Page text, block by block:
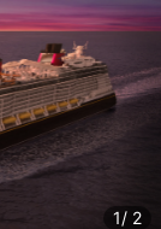
1/ 2